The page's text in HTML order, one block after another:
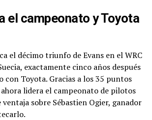
el campeonato y Toyota
el décimo triunfo de Evans en el WRC
exactamente cinco años después
con Toyota. Gracias a los 35 puntos
lidera el campeonato de pilotos
sobre Sébastien Ogier, ganador